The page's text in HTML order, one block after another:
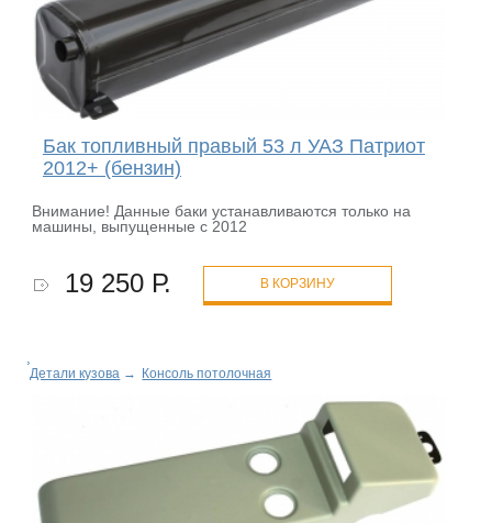
Бак топливный правый 53 л УАЗ Патриот
2012+ (бензин)
Внимание! Данные баки устанавливаются только на
машины, выпущенные c 2012
19 250 Р. В КОРЗИНУ
Детали кузова → Консоль потолочная